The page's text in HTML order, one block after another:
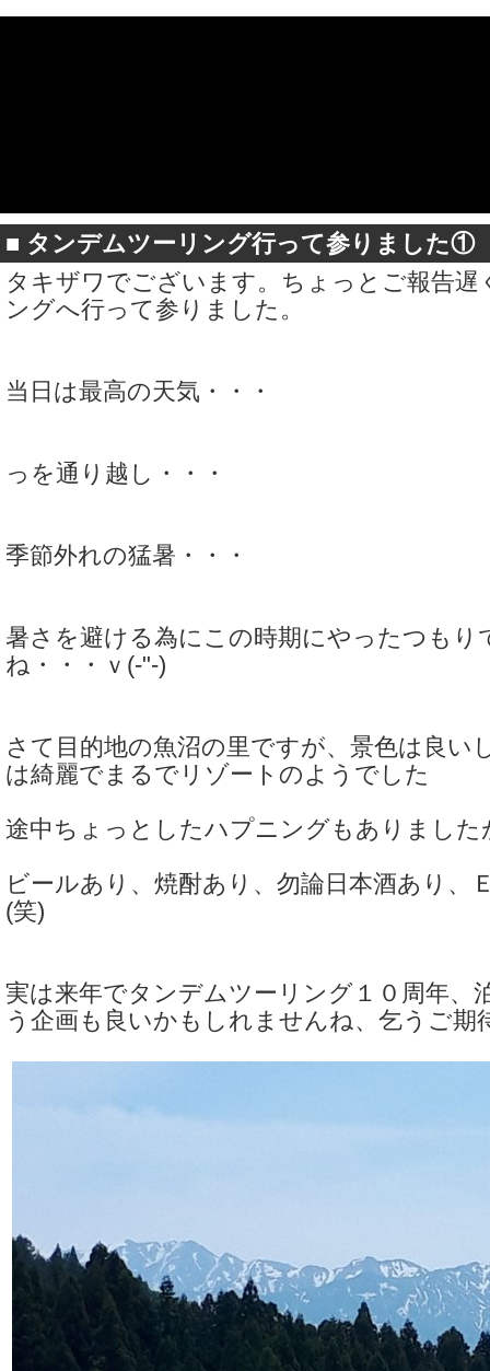
■ タンデムツーリング行って参りました①
タキザワでございます。ちょっとご報告
ングへ行って参りました。
当日は最高の天気・・・
っを通り越し・・・
季節外れの猛暑・・・
暑さを避ける為にこの時期にやったつも
ね・・・ｖ(-"-)
さて目的地の魚沼の里ですが、景色は良い
は綺麗でまるでリゾートのようでした
途中ちょっとしたハプニングもありまし
ビールあり、焼酎あり、勿論日本酒あり、
(笑)
実は来年でタンデムツーリング１０周年
う企画も良いかもしれませんね、乞うご期